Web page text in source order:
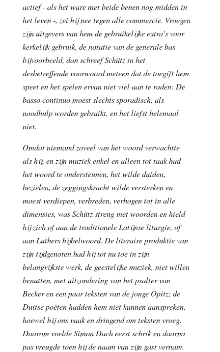
actief - als het ware met beide benen nog midden in
het leven -, zei hij nee tegen alle commercie. Vroegen
zijn uitgevers van hem de gebruikelijke extra's voor
kerkelijk gebruik, de notatie van de generale bas
bijvoorbeeld, dan schreef Schütz in het
desbetreffende voorwoord meteen dat de toegift hem
speet en het spelen ervan niet viel aan te raden: De
basso continuo moest slechts sporadisch, als
noodhulp worden gebruikt, en het liefst helemaal
niet.
Omdat niemand zoveel van het woord verwachtte
als hij, en zijn muziek enkel en alleen tot taak had
het woord te ondersteunen, het wilde duiden,
bezielen, de zeggingskracht wilde versterken en
moest verdiepen, verbreden, verhogen tot in alle
dimensies, was Schütz streng met woorden en hield
hij zich of aan de traditionele Latijnse liturgie, of
aan Luthers bijbelwoord. De literaire produktie van
zijn tijdgenoten had hij tot nu toe in zijn
belangrijkste werk, de geestelijke muziek, niet willen
benutten, met uitzondering van het psalter van
Becker en een paar teksten van de jonge Opitz; de
Duitse poëten hadden hem niet kunnen aanspreken,
hoewel hij ons vaak en dringend om teksten vroeg.
Daarom voelde Simon Dach eerst schrik en daarna
pas vreugde toen hij de naam van zijn gast vernam.